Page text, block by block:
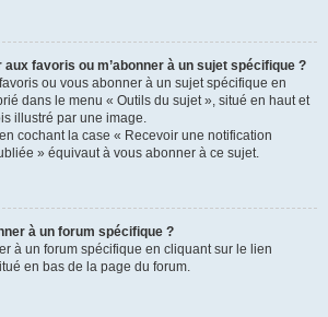
favoris ou m’abonner à un sujet spécifique ?
ou vous abonner à un sujet spécifique en
dans le menu « Outils du sujet », situé en haut et
illustré par une image.
cochant la case « Recevoir une notification
» équivaut à vous abonner à ce sujet.
à un forum spécifique ?
à un forum spécifique en cliquant sur le lien
en bas de la page du forum.